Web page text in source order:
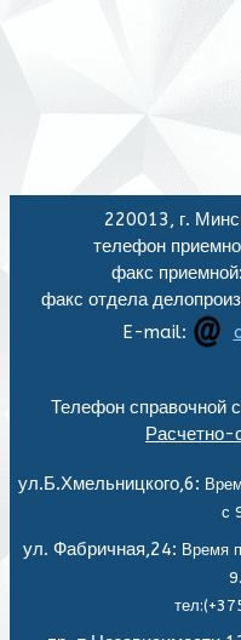
220013, г.
телефон
факс
факс отдела
E-mail:
Телефон справочной
Расчетно-
ул.Б.Хмельницкого,6:
с
ул. Фабричная,24: Время